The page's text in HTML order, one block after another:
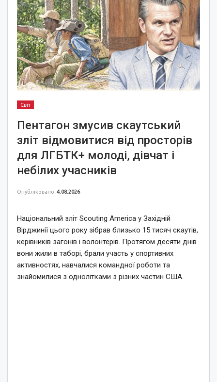
Світ
Пентагон змусив скаутський
зліт відмовитися від просторів
для ЛГБТК+ молоді, дівчат і
небілих учасників
Опубліковано 4.08.2026
Національний зліт Scouting America у Західній
Вірджинії цього року зібрав близько 15 тисяч скаутів,
керівників загонів і волонтерів. Протягом десяти днів
вони жили в таборі, брали участь у спортивних
активностях, навчалися командної роботи та
знайомилися з однолітками з різних частин США.